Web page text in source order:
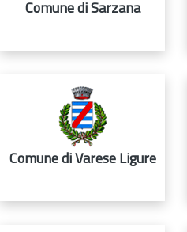
Comune di Sarzana
Comune di Varese Ligure